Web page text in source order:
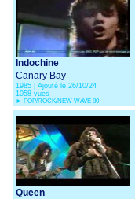
Indochine
Canary Bay
1985 | Ajouté le 26/10/24
1058 vues
► POP/ROCK/NEW WAVE 80
Queen